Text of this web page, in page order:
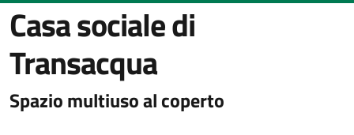
Casa sociale di
Transacqua
Spazio multiuso al coperto